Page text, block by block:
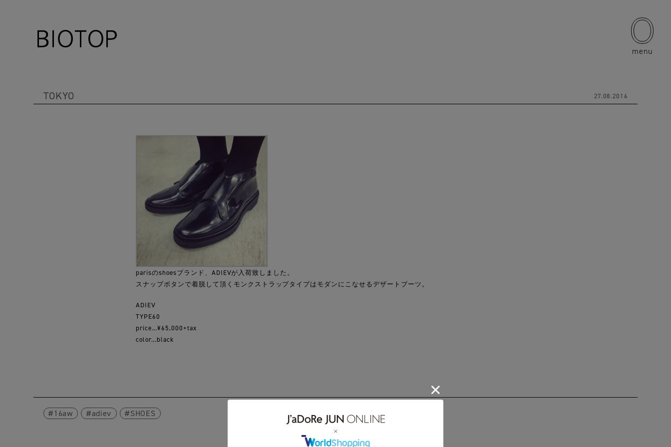
menu
TOKYO 27.08.2016
parisのshoesブランド、ADIEVが入荷致しました。
スナップボタンで着脱して頂くモンクストラップタイプはモダンにこなせるデザートブーツ。
ADIEV
TYPE60
price…¥65,000+tax
color…black
16aw adiev SHOES